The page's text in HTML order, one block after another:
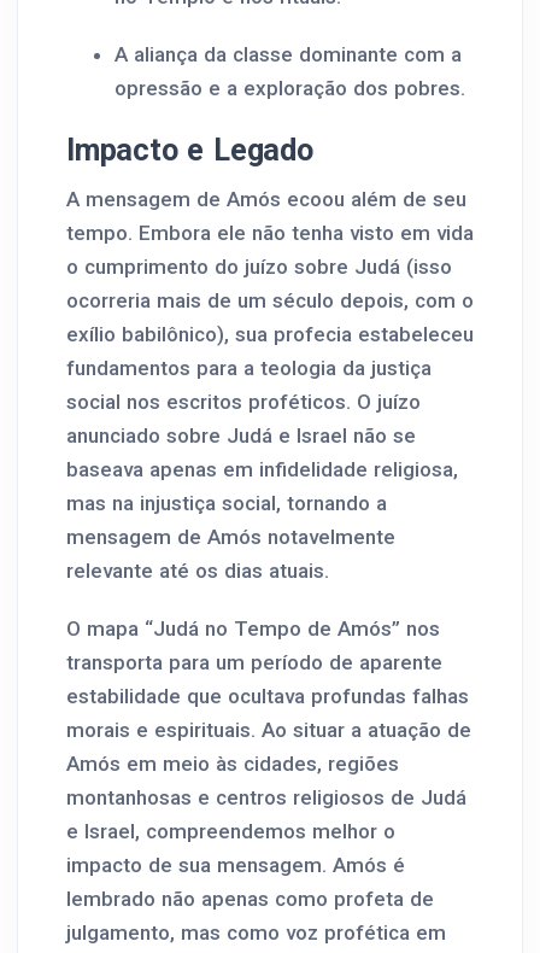
A aliança da classe dominante com a
opressão e a exploração dos pobres.
Impacto e Legado
A mensagem de Amós ecoou além de seu
tempo. Embora ele não tenha visto em vida
o cumprimento do juízo sobre Judá (isso
ocorreria mais de um século depois, com o
exílio babilônico), sua profecia estabeleceu
fundamentos para a teologia da justiça
social nos escritos proféticos. O juízo
anunciado sobre Judá e Israel não se
baseava apenas em infidelidade religiosa,
mas na injustiça social, tornando a
mensagem de Amós notavelmente
relevante até os dias atuais.
O mapa “Judá no Tempo de Amós” nos
transporta para um período de aparente
estabilidade que ocultava profundas falhas
morais e espirituais. Ao situar a atuação de
Amós em meio às cidades, regiões
montanhosas e centros religiosos de Judá
e Israel, compreendemos melhor o
impacto de sua mensagem. Amós é
lembrado não apenas como profeta de
julgamento, mas como voz profética em